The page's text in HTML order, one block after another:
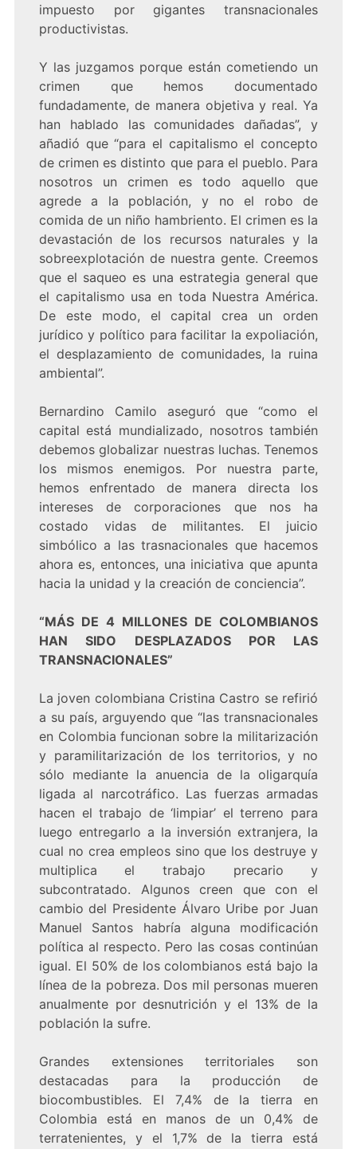
impuesto por gigantes transnacionales
productivistas.
Y las juzgamos porque están cometiendo un
crimen que hemos documentado
fundadamente, de manera objetiva y real. Ya
han hablado las comunidades dañadas”, y
añadió que “para el capitalismo el concepto
de crimen es distinto que para el pueblo. Para
nosotros un crimen es todo aquello que
agrede a la población, y no el robo de
comida de un niño hambriento. El crimen es la
devastación de los recursos naturales y la
sobreexplotación de nuestra gente. Creemos
que el saqueo es una estrategia general que
el capitalismo usa en toda Nuestra América.
De este modo, el capital crea un orden
jurídico y político para facilitar la expoliación,
el desplazamiento de comunidades, la ruina
ambiental”.
Bernardino Camilo aseguró que “como el
capital está mundializado, nosotros también
debemos globalizar nuestras luchas. Tenemos
los mismos enemigos. Por nuestra parte,
hemos enfrentado de manera directa los
intereses de corporaciones que nos ha
costado vidas de militantes. El juicio
simbólico a las trasnacionales que hacemos
ahora es, entonces, una iniciativa que apunta
hacia la unidad y la creación de conciencia”.
“MÁS DE 4 MILLONES DE COLOMBIANOS
HAN SIDO DESPLAZADOS POR LAS
TRANSNACIONALES”
La joven colombiana Cristina Castro se refirió
a su país, arguyendo que “las transnacionales
en Colombia funcionan sobre la militarización
y paramilitarización de los territorios, y no
sólo mediante la anuencia de la oligarquía
ligada al narcotráfico. Las fuerzas armadas
hacen el trabajo de ‘limpiar’ el terreno para
luego entregarlo a la inversión extranjera, la
cual no crea empleos sino que los destruye y
multiplica el trabajo precario y
subcontratado. Algunos creen que con el
cambio del Presidente Álvaro Uribe por Juan
Manuel Santos habría alguna modificación
política al respecto. Pero las cosas continúan
igual. El 50% de los colombianos está bajo la
línea de la pobreza. Dos mil personas mueren
anualmente por desnutrición y el 13% de la
población la sufre.
Grandes extensiones territoriales son
destacadas para la producción de
biocombustibles. El 7,4% de la tierra en
Colombia está en manos de un 0,4% de
terratenientes, y el 1,7% de la tierra está